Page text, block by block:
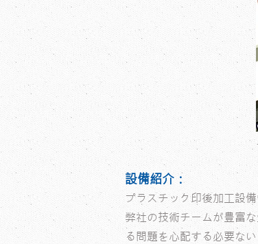
設備紹介：
プラスチック印後加工設
弊社の技術チームが豊富
る問題を心配する必要ない